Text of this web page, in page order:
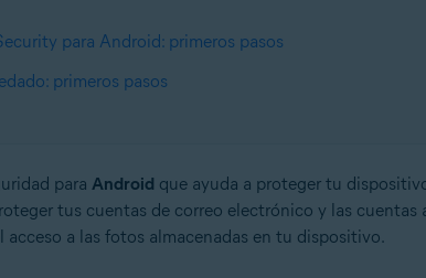
para Android: primeros pasos
primeros pasos
para Android que ayuda a proteger tu
tus cuentas de correo electrónico y las
a las fotos almacenadas en tu dispositivo.